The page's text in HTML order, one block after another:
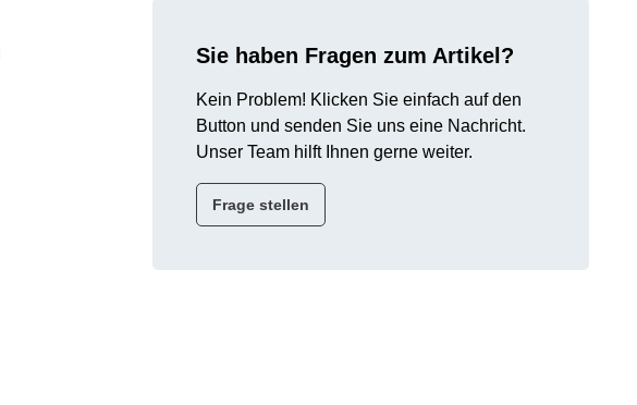
Sie haben Fragen zum Artikel?
Kein Problem! Klicken Sie einfach auf den
Button und senden Sie uns eine Nachricht.
Unser Team hilft Ihnen gerne weiter.
Frage stellen